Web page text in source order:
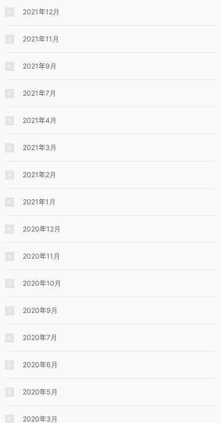
2021年12月
2021年11月
2021年9月
2021年7月
2021年4月
2021年3月
2021年2月
2021年1月
2020年12月
2020年11月
2020年10月
2020年9月
2020年7月
2020年6月
2020年5月
2020年3月